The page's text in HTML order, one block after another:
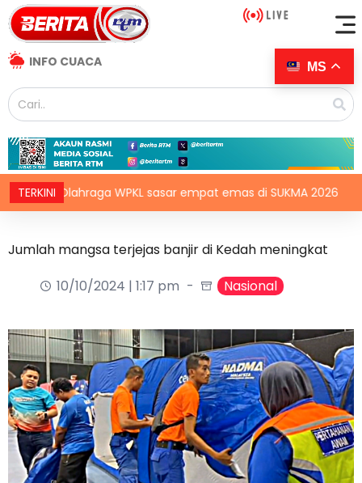
INFO CUACA
TERKINI
Olahraga WPKL sasar empat emas di SUKMA 2026
Jumlah mangsa terjejas banjir di Kedah meningkat
10/10/2024 | 1:17 pm
Nasional
MS